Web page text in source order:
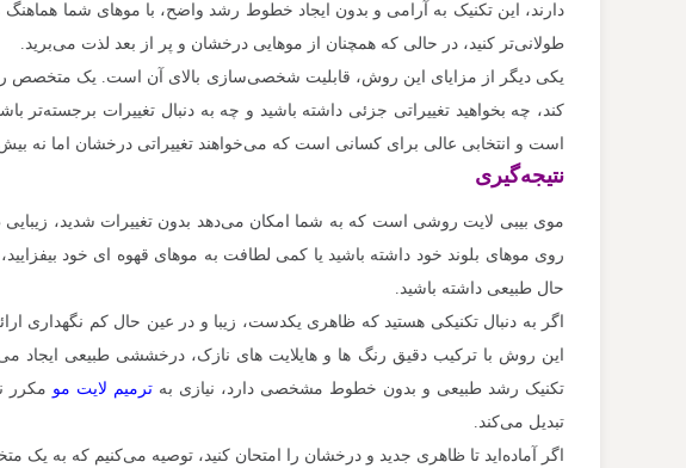
دارند، این تکنیک به آرامی و بدون ایجاد خطوط رشد واضح، با موهای شما
طولانی‌تر کنید، در حالی که همچنان از موهایی درخشان و پر از بعد لذت می‌برید.
یکی دیگر از مزایای این روش، قابلیت شخصی‌سازی بالای آن است. یک متخصص
کند، چه بخواهید تغییراتی جزئی داشته باشید و چه به دنبال تغییرات
است و انتخابی عالی برای کسانی است که می‌خواهند تغییراتی درخشان اما نه
نتیجه‌گیری
موی بیبی لایت روشی است که به شما امکان می‌دهد بدون تغییرات شدید،
روی موهای بلوند خود داشته باشید یا کمی لطافت به موهای قهوه‌ ای خود
حال طبیعی داشته باشید.
اگر به دنبال تکنیکی هستید که ظاهری یکدست، زیبا و در عین حال کم‌ نگهداری
این روش با ترکیب دقیق رنگ‌ ها و هایلایت‌ های نازک، درخششی طبیعی ایجاد
تکنیک رشد طبیعی و بدون خطوط مشخصی دارد، نیازی بهترمیم‌ لایت مو مکرر
تبدیل می‌کند.
اگر آماده‌اید تا ظاهری جدید و درخشان را امتحان کنید، توصیه می‌کنیم که به یک